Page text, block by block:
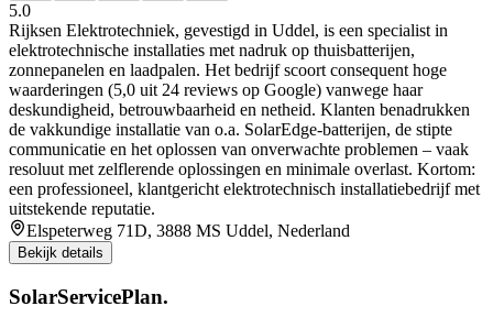
5.0
Rijksen Elektrotechniek, gevestigd in Uddel, is een specialist in
elektrotechnische installaties met nadruk op thuisbatterijen,
zonnepanelen en laadpalen. Het bedrijf scoort consequent hoge
waarderingen (5,0 uit 24 reviews op Google) vanwege haar
deskundigheid, betrouwbaarheid en netheid. Klanten benadrukken
de vakkundige installatie van o.a. SolarEdge-batterijen, de stipte
communicatie en het oplossen van onverwachte problemen – vaak
resoluut met zelflerende oplossingen en minimale overlast. Kortom:
een professioneel, klantgericht elektrotechnisch installatiebedrijf met
uitstekende reputatie.
Elspeterweg 71D, 3888 MS Uddel, Nederland
Bekijk details
SolarServicePlan.